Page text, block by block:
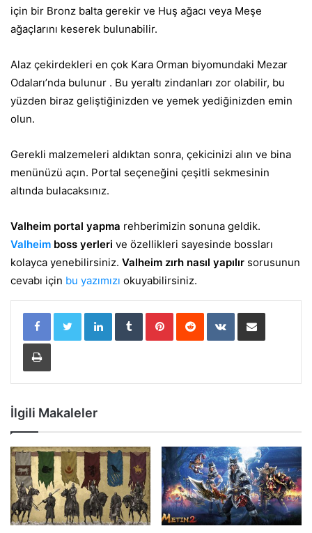
için bir Bronz balta gerekir ve Huş ağacı veya Meşe
ağaçlarını keserek bulunabilir.
Alaz çekirdekleri en çok Kara Orman biyomundaki Mezar
Odaları’nda bulunur . Bu yeraltı zindanları zor olabilir, bu
yüzden biraz geliştiğinizden ve yemek yediğinizden emin
olun.
Gerekli malzemeleri aldıktan sonra, çekicinizi alın ve bina
menünüzü açın. Portal seçeneğini çeşitli sekmesinin
altında bulacaksınız.
Valheim portal yapma rehberimizin sonuna geldik.
Valheim boss yerleri ve özellikleri sayesinde bossları
kolayca yenebilirsiniz. Valheim zırh nasıl yapılır sorusunun
cevabı için bu yazımızı okuyabilirsiniz.
LinkedInTumblrPinterestReddit VKontakteE-Posta ile paylaş
Yazdır
İlgili Makaleler